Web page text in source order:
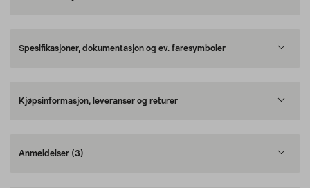
Spesifikasjoner, dokumentasjon og ev. faresymboler
Kjøpsinformasjon, leveranser og returer
Anmeldelser (3)